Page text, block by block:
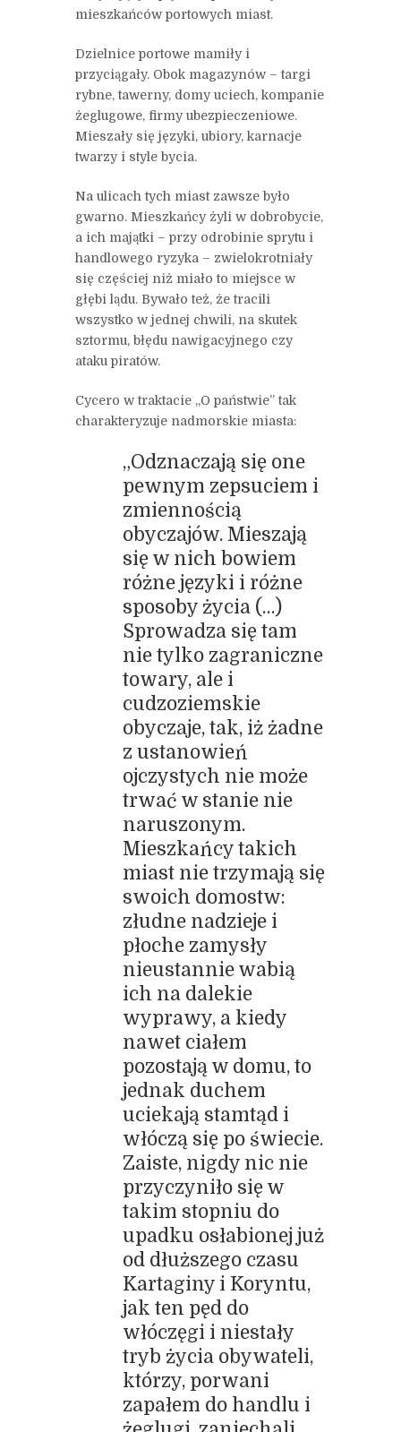
mieszkańców portowych miast.
Dzielnice portowe mamiły i
przyciągały. Obok magazynów – targi
rybne, tawerny, domy uciech, kompanie
żeglugowe, firmy ubezpieczeniowe.
Mieszały się języki, ubiory, karnacje
twarzy i style bycia.
Na ulicach tych miast zawsze było
gwarno. Mieszkańcy żyli w dobrobycie,
a ich majątki – przy odrobinie sprytu i
handlowego ryzyka – zwielokrotniały
się częściej niż miało to miejsce w
głębi lądu. Bywało też, że tracili
wszystko w jednej chwili, na skutek
sztormu, błędu nawigacyjnego czy
ataku piratów.
Cycero w traktacie „O państwie” tak
charakteryzuje nadmorskie miasta:
„Odznaczają się one
pewnym zepsuciem i
zmiennością
obyczajów. Mieszają
się w nich bowiem
różne języki i różne
sposoby życia (…)
Sprowadza się tam
nie tylko zagraniczne
towary, ale i
cudzoziemskie
obyczaje, tak, iż żadne
z ustanowień
ojczystych nie może
trwać w stanie nie
naruszonym.
Mieszkańcy takich
miast nie trzymają się
swoich domostw:
złudne nadzieje i
płoche zamysły
nieustannie wabią
ich na dalekie
wyprawy, a kiedy
nawet ciałem
pozostają w domu, to
jednak duchem
uciekają stamtąd i
włóczą się po świecie.
Zaiste, nigdy nic nie
przyczyniło się w
takim stopniu do
upadku osłabionej już
od dłuższego czasu
Kartaginy i Koryntu,
jak ten pęd do
włóczęgi i niestały
tryb życia obywateli,
którzy, porwani
zapałem do handlu i